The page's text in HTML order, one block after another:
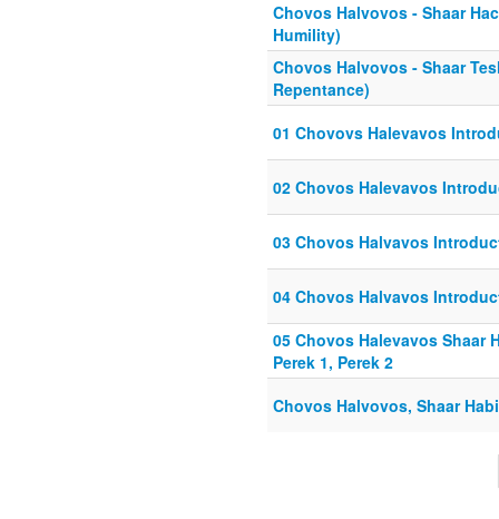
Chovos Halvovos - Shaar
Humility)
Chovos Halvovos - Shaar
Repentance)
01 Chovovs Halevavos
02 Chovos Halevavos
03 Chovos Halvavos
04 Chovos Halvavos
05 Chovos Halevavos Shaar
Perek 1, Perek 2
Chovos Halvovos, Shaar